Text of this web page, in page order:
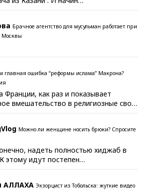
Брачное агентство для мусульман работает при
Москвы
главная ошибка “реформы ислама” Макрона?
Франции, как раз и показывает
вмешательство в религиозные сво…
Можно ли женщине носить брюки? Спросите
надеть полностью хиджаб в
этому идут постепен…
АЛЛАХА Экзорцист из Тобольска: жуткие видео